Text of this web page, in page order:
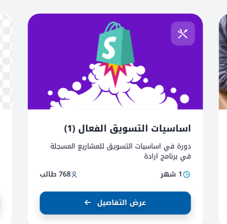
اساسيات التسويق الفعال (1)
دورة في اساسيات التسويق للمشاريع المسجلة
في برنامج ارادة
1 شهر
768 طالب
عرض التفاصيل